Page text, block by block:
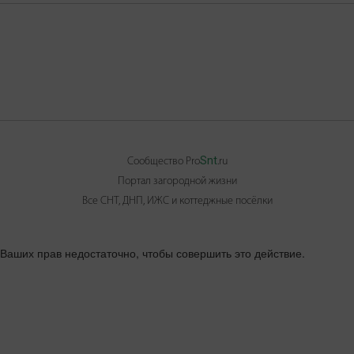
Сообщество ProSnt.ru
Портал загородной жизни
Все СНТ, ДНП, ИЖС и коттеджные посёлки
Ваших прав недостаточно, чтобы совершить это действие.